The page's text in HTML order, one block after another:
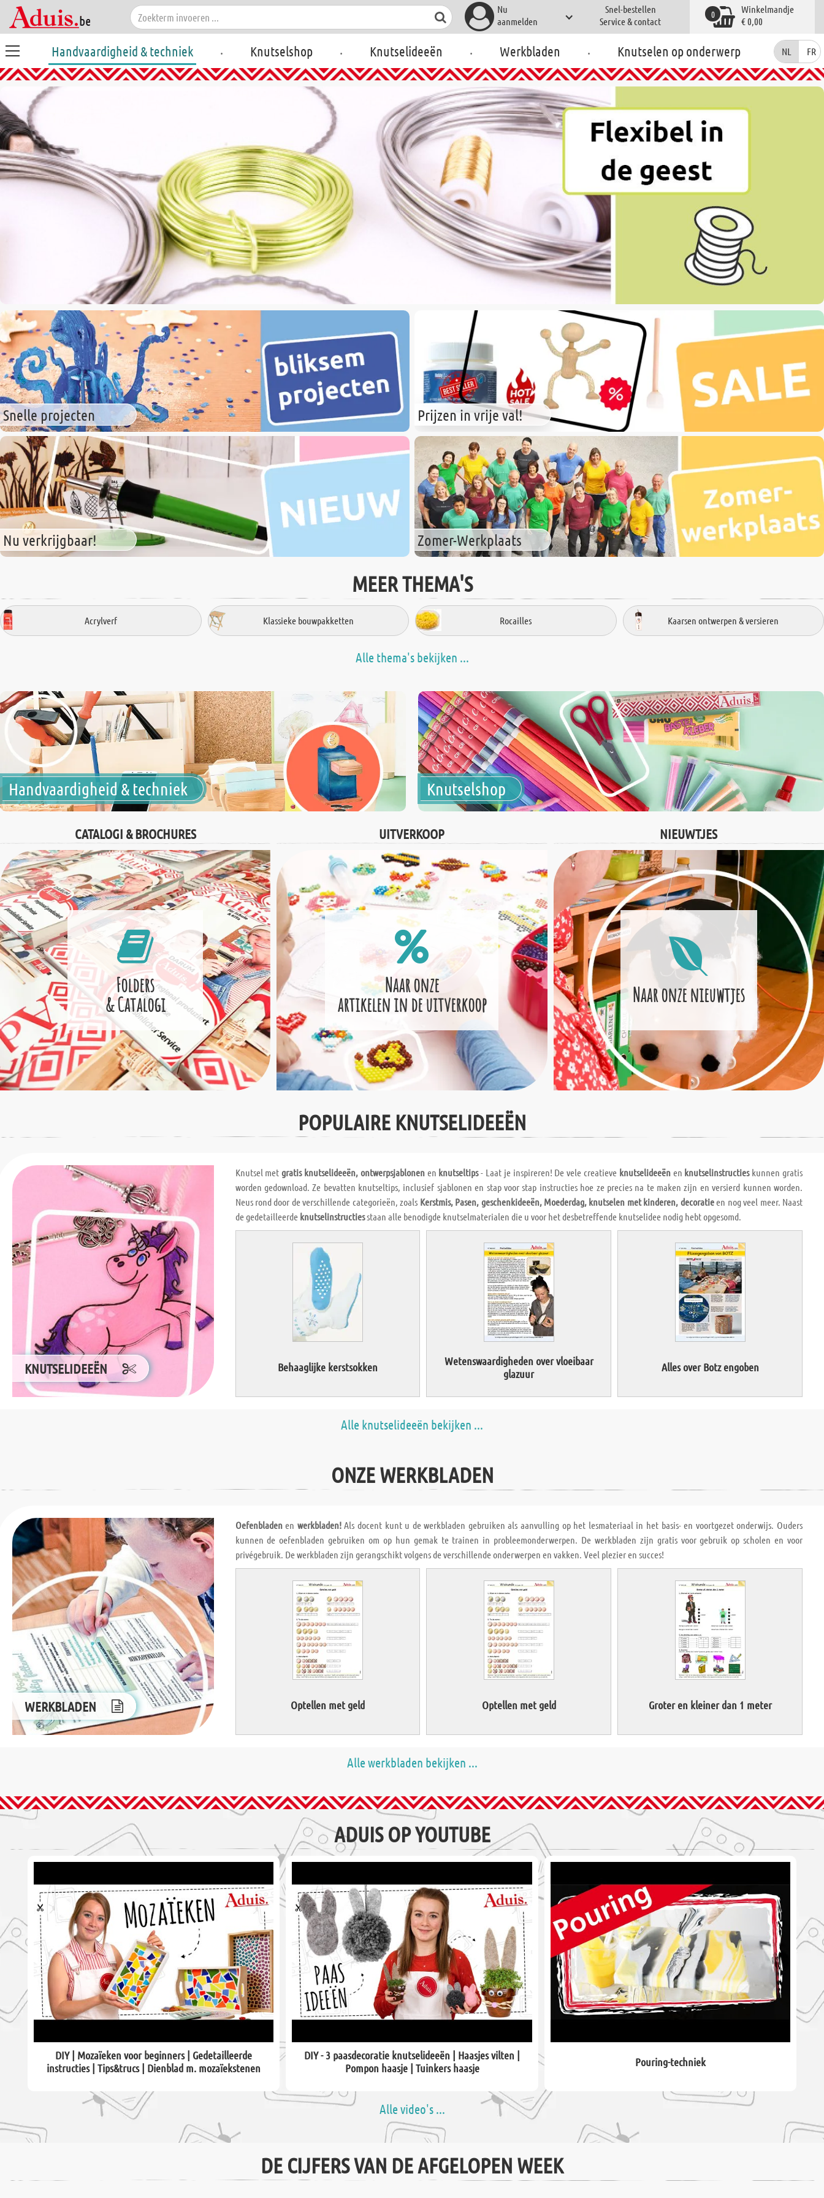
Nu
aanmelden
Snel-bestellen
Service & contact
Winkelmandje
€ 0,00
0
Handvaardigheid & techniek . Knutselshop . Knutselideeën . Werkbladen . Knutselen op onderwerp NL FR
Snelle projecten Prijzen in vrije val!
Nu verkrijgbaar! Zomer-Werkplaats
MEER THEMA'S
Acrylverf Klassieke bouwpakketten Rocailles Kaarsen ontwerpen & versieren
Alle thema's bekijken ...
Handvaardigheid & techniek Knutselshop
CATALOGI & BROCHURES
Folders
& Catalogi
UITVERKOOP
Naar onze
artikelen in de uitverkoop
NIEUWTJES
Naar onze nieuwtjes
POPULAIRE KNUTSELIDEEËN
KNUTSELIDEEËN
Knutsel metgratis knutselideeën, ontwerpsjablonenen knutseltips- Laat je inspireren! De vele creatieve knutselideeënen knutselinstructieskunnen gratis
worden gedownload. Ze bevatten knutseltips, inclusief sjablonen en stap voor stap instructies hoe ze precies na te maken zijn en versierd kunnen worden.
Neus rond door de verschillende categorieën, zoals Kerstmis, Pasen, geschenkideeën, Moederdag, knutselen met kinderen, decoratieen nog veel meer. Naast
de gedetailleerde knutselinstructiesstaan alle benodigde knutselmaterialen die u voor het desbetreffende knutselidee nodig hebt opgesomd.
Behaaglijke kerstsokken
Wetenswaardigheden over vloeibaar
glazuur
Alles over Botz engoben
Alle knutselideeën bekijken ...
ONZE WERKBLADEN
WERKBLADEN
Oefenbladenen werkbladen!Als docent kunt u de werkbladen gebruiken als aanvulling op het lesmateriaal in het basis- en voortgezet onderwijs. Ouders
kunnen de oefenbladen gebruiken om op hun gemak te trainen in probleemonderwerpen. De werkbladen zijn gratis voor gebruik op scholen en voor
privégebruik. De werkbladen zijn gerangschikt volgens de verschillende onderwerpen en vakken. Veel plezier en succes!
Optellen met geld Optellen met geld Groter en kleiner dan 1 meter
Alle werkbladen bekijken ...
ADUIS OP YOUTUBE
DIY | Mozaïeken voor beginners | Gedetailleerde
instructies | Tips&trucs | Dienblad m. mozaïekstenen
DIY - 3 paasdecoratie knutselideeën | Haasjes vilten |
Pompon haasje | Tuinkers haasje
Pouring-techniek
Alle video's ...
DE CIJFERS VAN DE AFGELOPEN WEEK